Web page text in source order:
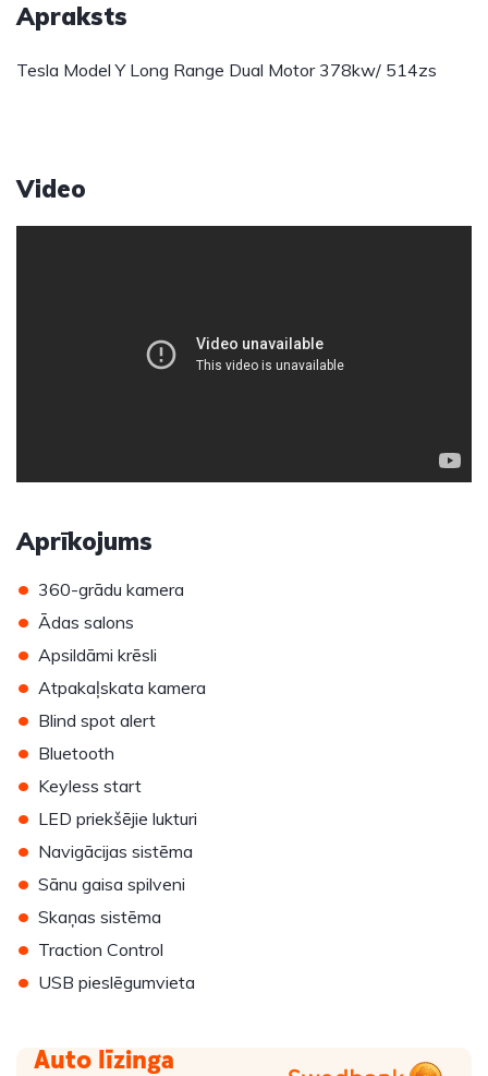
Apraksts
Tesla Model Y Long Range Dual Motor 378kw/ 514zs
Video
Aprīkojums
• 360-grādu kamera
• Ādas salons
• Apsildāmi krēsli
• Atpakaļskata kamera
• Blind spot alert
• Bluetooth
• Keyless start
• LED priekšējie lukturi
• Navigācijas sistēma
• Sānu gaisa spilveni
• Skaņas sistēma
• Traction Control
• USB pieslēgumvieta